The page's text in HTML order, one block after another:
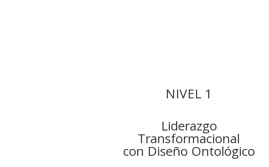
NIVEL 1
Liderazgo
Transformacional
con Diseño Ontológico